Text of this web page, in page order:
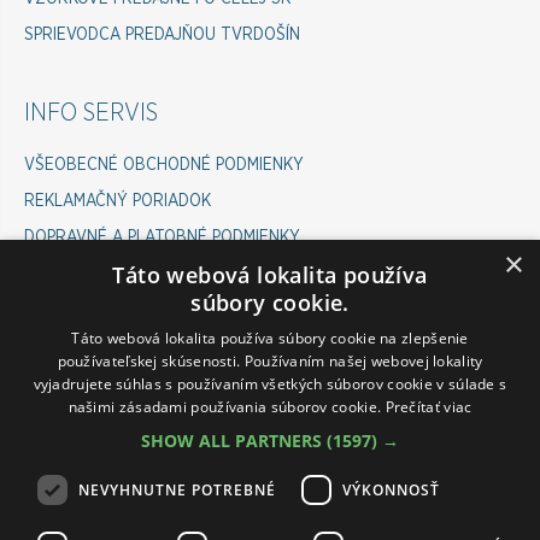
SPRIEVODCA PREDAJŇOU TVRDOŠÍN
INFO SERVIS
VŠEOBECNÉ OBCHODNÉ PODMIENKY
REKLAMAČNÝ PORIADOK
DOPRAVNÉ A PLATOBNÉ PODMIENKY
COOKIES POLICY
ODSTÚPENIE OD ZMLUVY
INFOLINKA ESHOP
PONDELOK-PIATOK 07:00 - 15:30
VÁM RÁD POMÔŽE :
×
Táto webová lokalita používa
súbory cookie.
Táto webová lokalita používa súbory cookie na zlepšenie
používateľskej skúsenosti. Používaním našej webovej lokality
vyjadrujete súhlas s používaním všetkých súborov cookie v súlade s
našimi zásadami používania súborov cookie. Prečítať viac
SHOW ALL PARTNERS (1597) →
NEVYHNUTNE POTREBNÉ VÝKONNOSŤ